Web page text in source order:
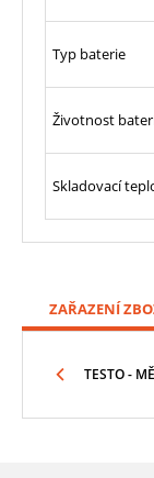
Typ baterie
Životnost
Skladovací
ZAŘAZENÍ
TESTO -